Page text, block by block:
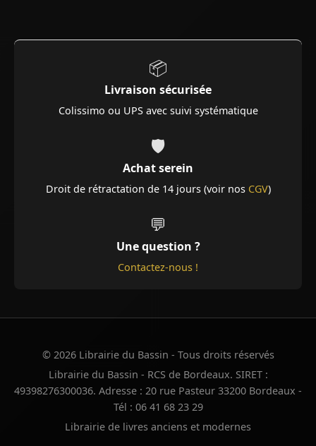
📦
Livraison sécurisée
Colissimo ou UPS avec suivi systématique
🛡️
Achat serein
Droit de rétractation de 14 jours (voir nos CGV)
💬
Une question ?
Contactez-nous !
© 2026 Librairie du Bassin - Tous droits réservés
Librairie du Bassin - RCS de Bordeaux. SIRET :
49398276300036. Adresse : 20 rue Pasteur 33200 Bordeaux -
Tél : 06 41 68 23 29
Librairie de livres anciens et modernes